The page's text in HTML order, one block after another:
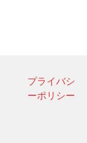
プライバシ
ーポリシー